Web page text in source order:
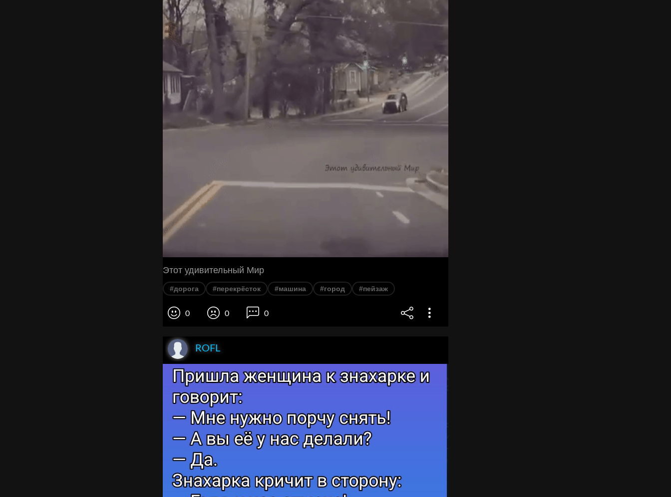
Этот удивительный Мир
#дорога #перекрёсток #машина #город #пейзаж
0 0 0
ROFL